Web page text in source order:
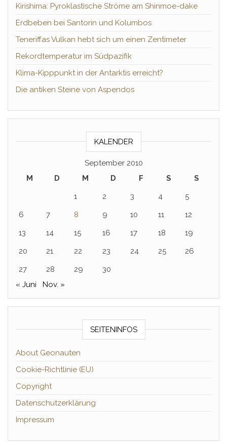
Kirishima: Pyroklastische Ströme am Shinmoe-dake
Erdbeben bei Santorin und Kolumbos
Teneriffas Vulkan hebt sich um einen Zentimeter
Rekordtemperatur im Südpazifik
Klima-Kipppunkt in der Antarktis erreicht?
Die antiken Steine von Aspendos
KALENDER
September 2010
M
D M D F S
S
1
2 3 4
5
6
7 8 9 10 11
12
13
14 15 16 17 18
19
20
21 22 23 24 25
26
27
28 29
30
« Juni
Nov. »
SEITENINFOS
About Geonauten
Cookie-Richtlinie (EU)
Copyright
Datenschutzerklärung
Impressum